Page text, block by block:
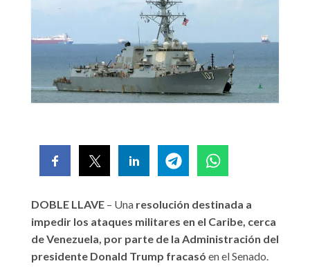
DOBLE LLAVE – Una resolución destinada a
impedir los ataques militares en el Caribe, cerca
de Venezuela, por parte de la Administración del
presidente Donald Trump fracasó en el Senado.